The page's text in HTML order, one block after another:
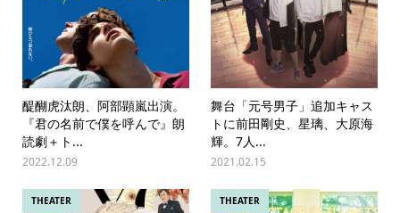
醍醐虎汰朗、阿部顕嵐出演。
『君の名前で僕を呼んで』朗
読劇＋ト...
2022.12.09
舞台「元号男子」追加キャス
トに前田剛史、星璃、大原海
輝。7人...
2021.02.15
THEATER THEATER